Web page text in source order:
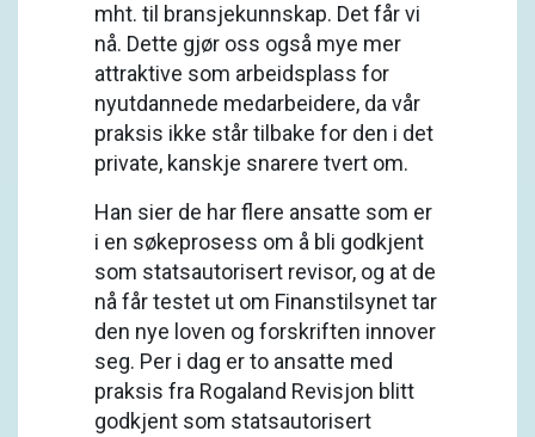
mht. til bransjekunnskap. Det får vi
nå. Dette gjør oss også mye mer
attraktive som arbeidsplass for
nyutdannede medarbeidere, da vår
praksis ikke står tilbake for den i det
private, kanskje snarere tvert om.
Han sier de har flere ansatte som er
i en søkeprosess om å bli godkjent
som statsautorisert revisor, og at de
nå får testet ut om Finanstilsynet tar
den nye loven og forskriften innover
seg. Per i dag er to ansatte med
praksis fra Rogaland Revisjon blitt
godkjent som statsautorisert